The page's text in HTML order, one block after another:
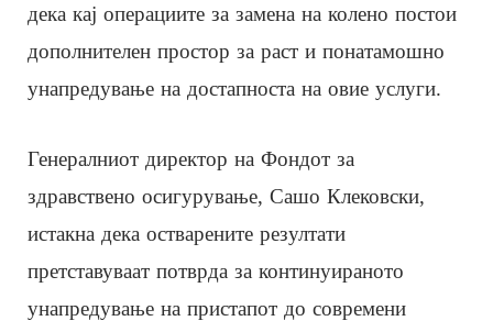
дека кај операциите за замена на колено постои
дополнителен простор за раст и понатамошно
унапредување на достапноста на овие услуги.
Генералниот директор на Фондот за
здравствено осигурување, Сашо Клековски,
истакна дека остварените резултати
претставуваат потврда за континуираното
унапредување на пристапот до современи